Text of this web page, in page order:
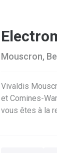
Mouscron,
Vivaldis
et Comines-Warneton. Vous êtes : Électromécanicien, Mécanicien
vous êtes à la
vous offrons la